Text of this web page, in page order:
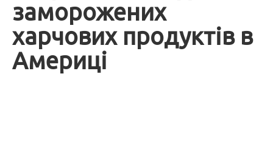
заморожених
харчових продуктів в
Америці